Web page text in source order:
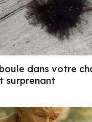
dans votre
surprenant